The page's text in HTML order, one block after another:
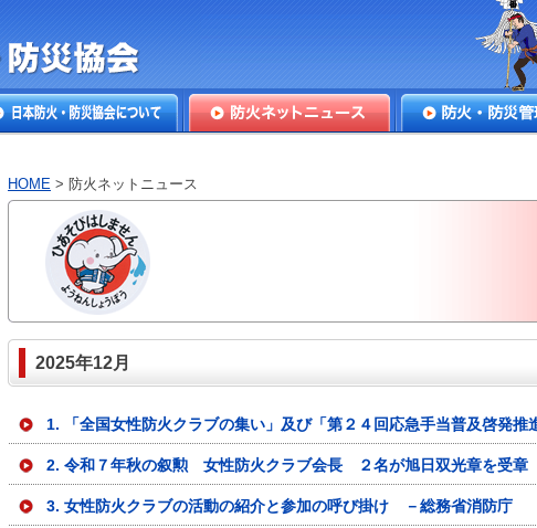
本防火・防
HOME > 防火ネットニュース
2025年12月
1. 「全国女性防火クラブの集い」及び「第２４回応急手当普及啓発推
2. 令和７年秋の叙勲 女性防火クラブ会長 ２名が旭日双光章を受章
3. 女性防火クラブの活動の紹介と参加の呼び掛け －総務省消防庁